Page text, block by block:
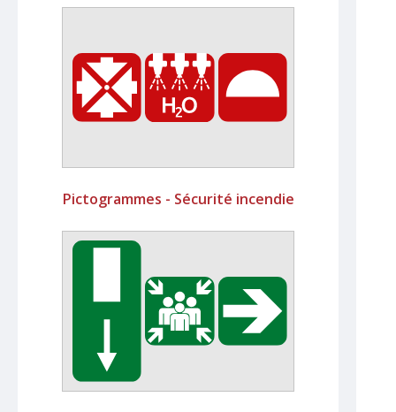
Pictogrammes - Sécurité incendie